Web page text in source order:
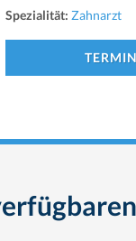
Spezialität: Zahnarzt